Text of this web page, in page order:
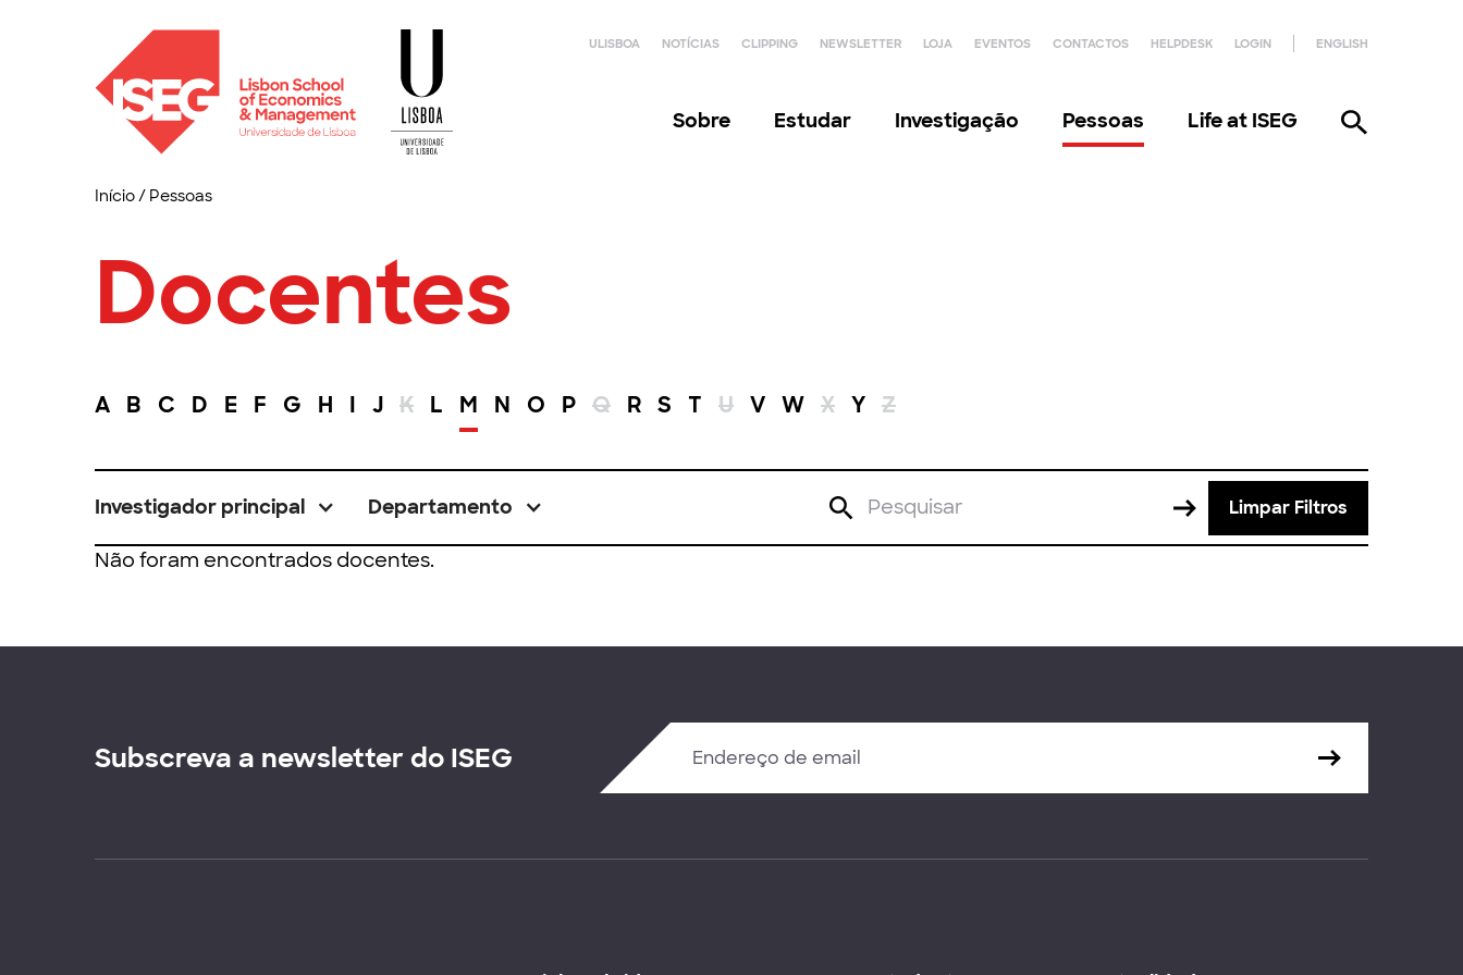
ULISBOA NOTÍCIAS CLIPPING NEWSLETTER LOJA EVENTOS CONTACTOS HELPDESK LOGIN ENGLISH
Sobre Estudar Investigação Pessoas Life at ISEG
Início/ Pessoas
Docentes
A B C D E F G H I J K L M N O P Q R S T U V W X Y Z
Investigador principal Departamento Limpar Filtros
Não foram encontrados docentes.
Subscreva a newsletter do ISEG